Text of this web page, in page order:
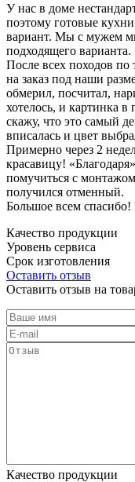
У нас в доме
поэтому готовые
вариант. Мы с мужем
подходящего варианта.
После всех походов
на заказ под наши
обмерил, посчитал,
хотелось, и картинка в
скажу, что это самый
вписалась и цвет
Примерно через 2
красавицу!
помучиться с
получился отменный.
Большое всем
Качество продукции
Уровень сервиса
Срок изготовления
Оставить отзыв
Оставить отзыв на
Качество продукции